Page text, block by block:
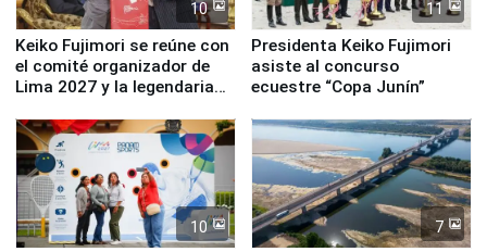
10
Keiko Fujimori se reúne con
el comité organizador de
Lima 2027 y la legendaria
11
Presidenta Keiko Fujimori
asiste al concurso
ecuestre “Copa Junín”
10 7